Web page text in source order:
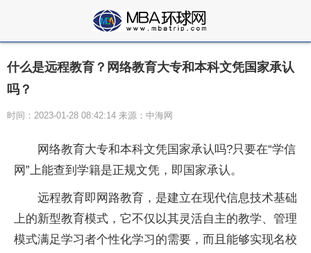
什么是远程教育？网络教育大专和本科文凭国家承认
吗？
时间：2023-01-28 08:42:14 来源：中海网
网络教育大专和本科文凭国家承认吗?只要在“学信
网”上能查到学籍是正规文凭，即 国家承认。
远程教育即网路教育，是建立在现代信息技术基础
上的新型教育模式，它不仅以其灵活自主的教学、管理
模式满足学习者个性化学习的需要，而且能够实现名校